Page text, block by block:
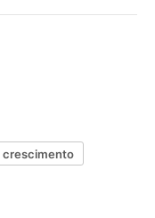
crescimento